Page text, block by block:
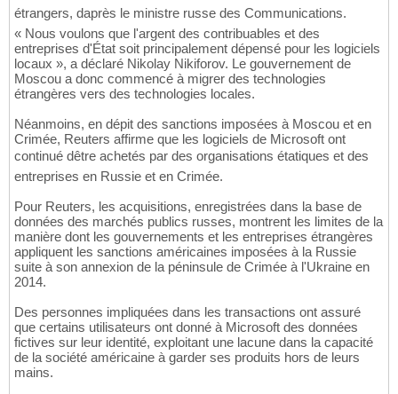
étrangers, daprès le ministre russe des Communications.
« Nous voulons que l'argent des contribuables et des
entreprises d'État soit principalement dépensé pour les logiciels
locaux », a déclaré Nikolay Nikiforov. Le gouvernement de
Moscou a donc commencé à migrer des technologies
étrangères vers des technologies locales.
Néanmoins, en dépit des sanctions imposées à Moscou et en
Crimée, Reuters affirme que les logiciels de Microsoft ont
continué dêtre achetés par des organisations étatiques et des
entreprises en Russie et en Crimée.
Pour Reuters, les acquisitions, enregistrées dans la base de
données des marchés publics russes, montrent les limites de la
manière dont les gouvernements et les entreprises étrangères
appliquent les sanctions américaines imposées à la Russie
suite à son annexion de la péninsule de Crimée à l'Ukraine en
2014.
Des personnes impliquées dans les transactions ont assuré
que certains utilisateurs ont donné à Microsoft des données
fictives sur leur identité, exploitant une lacune dans la capacité
de la société américaine à garder ses produits hors de leurs
mains.